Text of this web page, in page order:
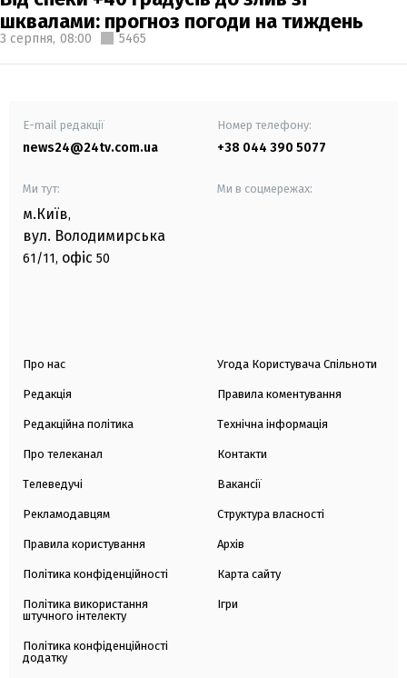
шквалами: прогноз погоди на тиждень
3 серпня, 08:00 5465
E-mail редакції
news24@24tv.com.ua
Номер телефону:
+38 044 390 5077
Ми тут:
м.Київ,
вул. Володимирська
61/11, офіс 50
Ми в соцмережах:
Про нас
Редакція
Редакційна політика
Про телеканал
Телеведучі
Рекламодавцям
Правила користування
Політика конфіденційності
Політика використання
штучного інтелекту
Політика конфіденційності
додатку
Угода Користувача Спільноти
Правила коментування
Технічна інформація
Контакти
Вакансії
Структура власності
Архів
Карта сайту
Ігри